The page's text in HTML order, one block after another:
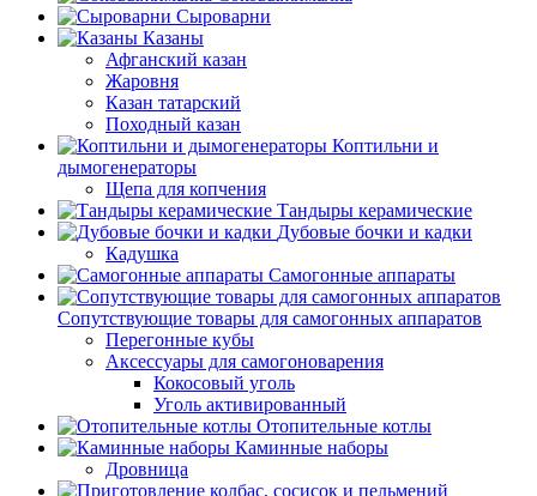
Сыроварни
Казаны
Афганский казан
Жаровня
Казан татарский
Походный казан
Коптильни и
дымогенераторы
Щепа для копчения
Тандыры керамические
Дубовые бочки и кадки
Кадушка
Самогонные аппараты
Сопутствующие товары для самогонных аппаратов
Перегонные кубы
Аксессуары для самогоноварения
Кокосовый уголь
Уголь активированный
Отопительные котлы
Каминные наборы
Дровница